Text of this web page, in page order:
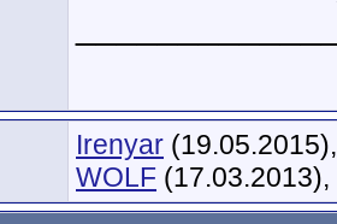
Irenyar
WOLF (17.03.2013),